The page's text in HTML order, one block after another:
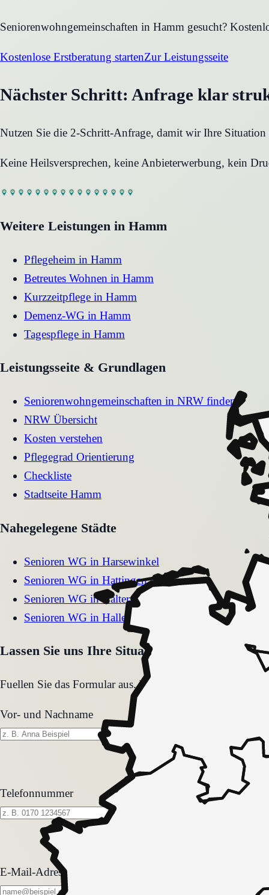
Seniorenwohngemeinschaften in Hamm gesucht?
Kostenlose Erstberatung startenZur Leistungsseite
Nächster Schritt: Anfrage klar
Nutzen Sie die 2-Schritt-Anfrage, damit wir Ihre
Keine Heilsversprechen, keine Anbieterwerbung, kein
Weitere Leistungen in Hamm
Pflegeheim in Hamm
Betreutes Wohnen in Hamm
Kurzzeitpflege in Hamm
Demenz-WG in Hamm
Tagespflege in Hamm
Leistungsseite & Grundlagen
Seniorenwohngemeinschaften in NRW finden
NRW Übersicht
Kosten verstehen
Pflegegrad Orientierung
Checkliste
Stadtseite Hamm
Nahegelegene Städte
Senioren WG in Harsewinkel
Senioren WG in Hattingen
Senioren WG in Haltern am See
Senioren WG in Hallenberg
Lassen Sie uns Ihre Situation gemeinsam
Fuellen Sie das Formular aus. Wir melden uns zeitnah
Vor- und Nachname
Telefonnummer
E-Mail-Adresse